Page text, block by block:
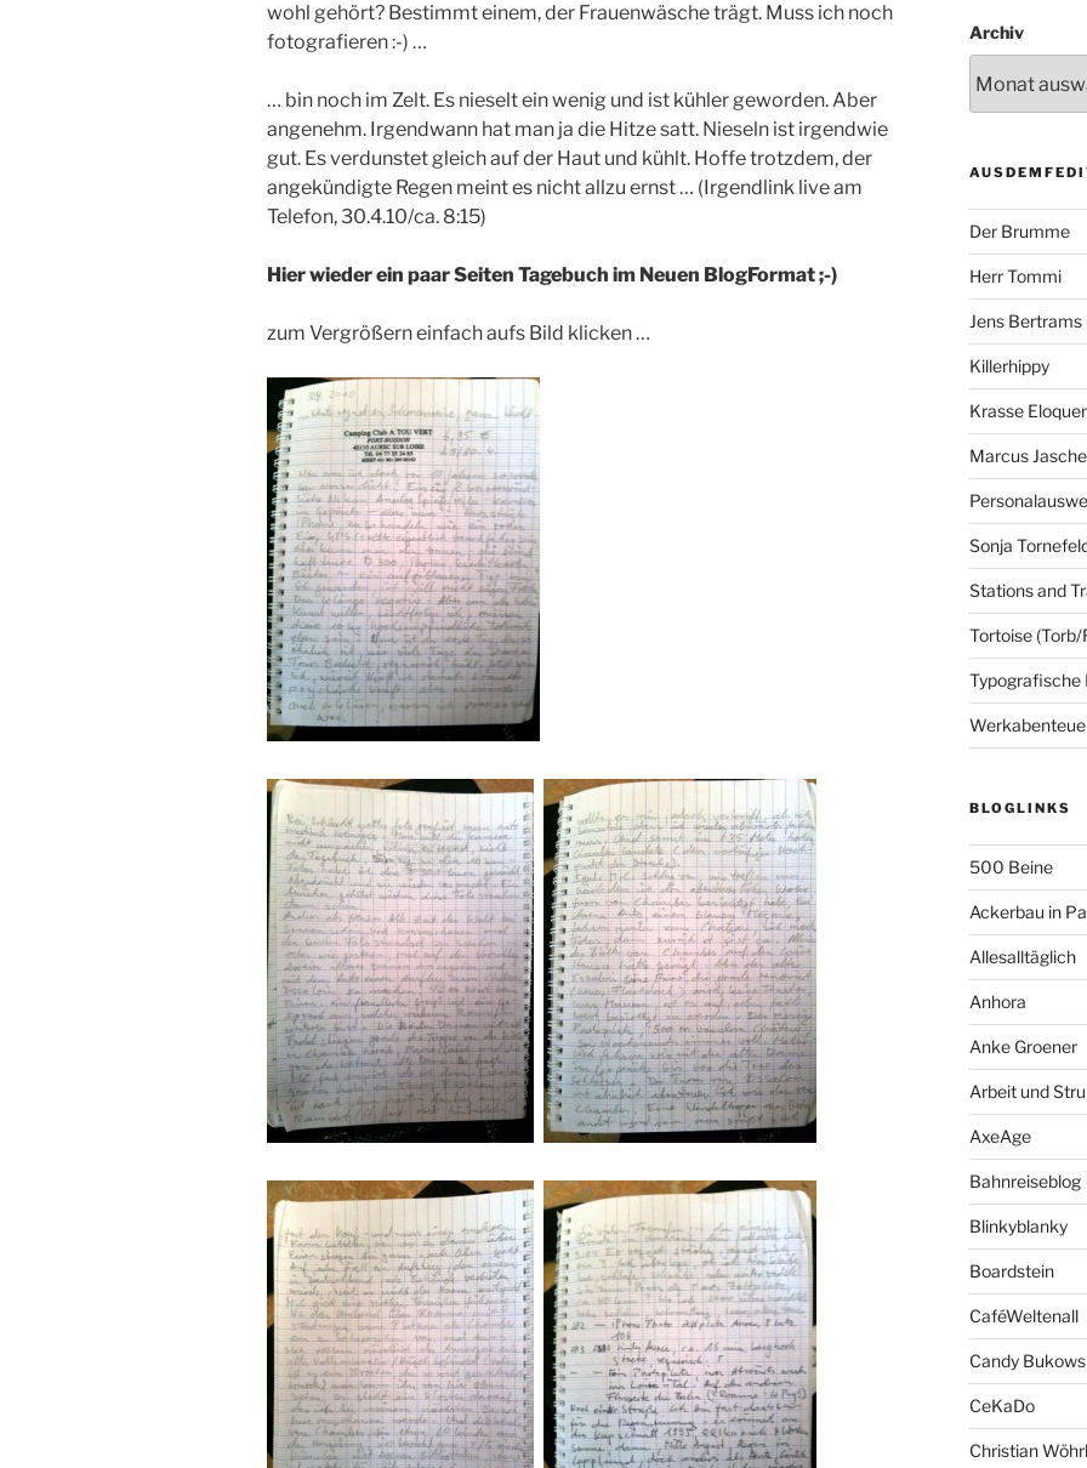
wohl gehört? Bestimmt einem, der Frauenwäsche trägt. Muss ich noch
fotografieren :-) …
… bin noch im Zelt. Es nieselt ein wenig und ist kühler geworden. Aber
angenehm. Irgendwann hat man ja die Hitze satt. Nieseln ist irgendwie
gut. Es verdunstet gleich auf der Haut und kühlt. Hoffe trotzdem, der
angekündigte Regen meint es nicht allzu ernst … (Irgendlink live am
Telefon, 30.4.10/ca. 8:15)
Hier wieder ein paar Seiten Tagebuch im Neuen BlogFormat ;-)
zum Vergrößern einfach aufs Bild klicken …
Archiv
Der Brumme
Herr Tommi
Jens Bertrams
Killerhippy
Krasse
Marcus
Sonja
Stations and
Tortoise (Torb/
Typografische
BLOGLINKS
500 Beine
Ackerbau in
Allesalltäglich
Anhora
Anke Groener
Arbeit und
AxeAge
Bahnreiseblog
Blinkyblanky
Boardstein
CaféWeltenall
Candy
CeKaDo
Christian Wöhrl